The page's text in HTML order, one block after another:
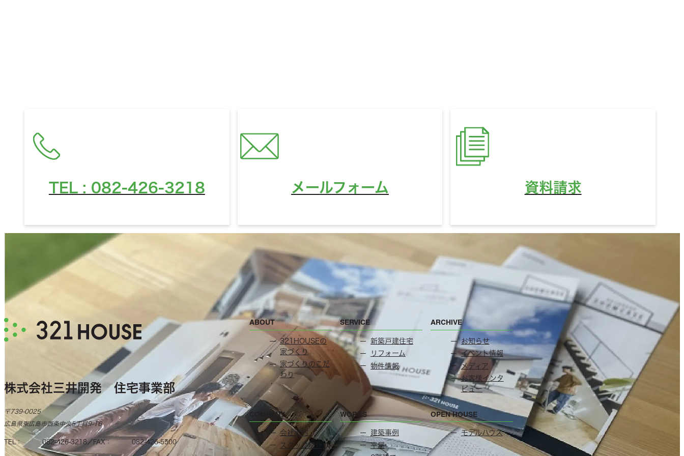
TEL : 082-426-3218 メールフォーム 資料請求
株式会社三井開発 住宅事業部
〒739-0025
広島県東広島市西条中央5丁目9-16
TEL 082-426-3218 FAX 082-426-5500
ABOUT
321HOUSEの
家づくり
家づくりのこだ
わり
SERVICE
新築戸建住宅
リフォーム
物件情報
ARCHIVE
お知らせ
イベント情報
メディア
お客様インタ
ビュー
COMPANY
会社案内
スタッフ紹介
WORKS
建築事例
平屋
OPEN HOUSE
モデルハウス